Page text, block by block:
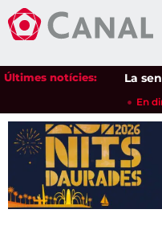
Últimes notícies: La
En